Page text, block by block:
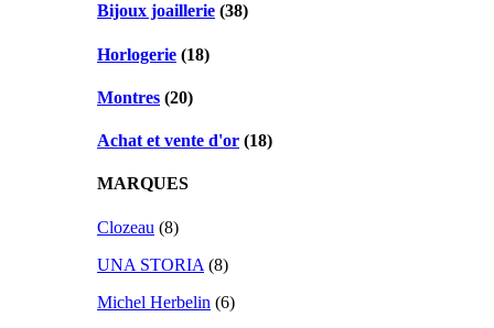
Bijoux joaillerie (38)
Horlogerie (18)
Montres (20)
Achat et vente d'or (18)
MARQUES
Clozeau (8)
UNA STORIA (8)
Michel Herbelin (6)